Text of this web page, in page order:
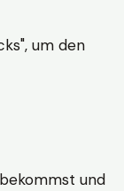
um den
und